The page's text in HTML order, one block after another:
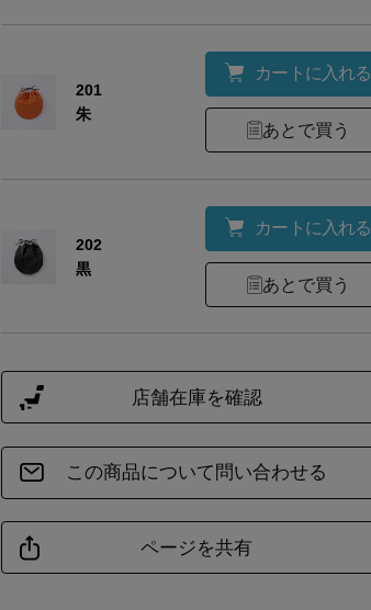
201
朱
カートに入れる
あとで買う
202
黒
カートに入れる
あとで買う
この商品について問い合わせる
ページを共有
店舗在庫を確認